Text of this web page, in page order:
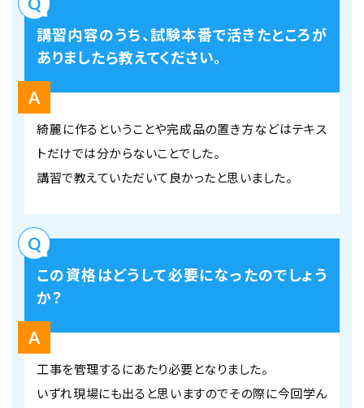
講習内容のうち、試験本番で活きたところが
ありましたら教えてください。
綺麗に作るということや完成品の置き方などはテキス
トだけでは分からないことでした。
講習で教えていただいて良かったと思いました。
この資格はどうして必要になったのでしょう
か？
工事を管理するにあたり必要となりました。
いずれ現場にも出ると思いますのでその際に今回学ん